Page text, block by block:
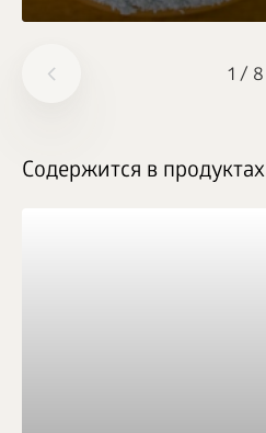
1 / 8
Содержится в продуктах